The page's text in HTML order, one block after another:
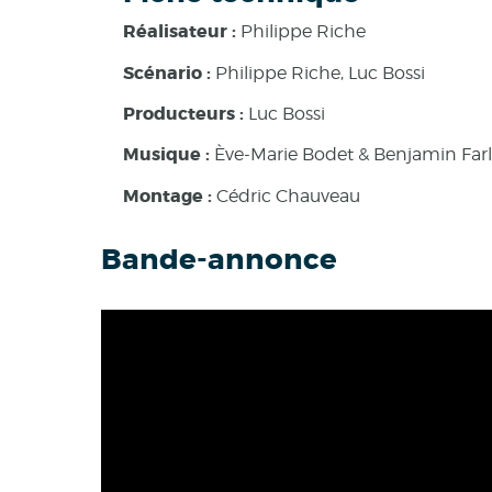
Réalisateur : Philippe Riche
Scénario : Philippe Riche, Luc Bossi
Producteurs : Luc Bossi
Musique : Ève-Marie Bodet & Benjamin
Montage : Cédric Chauveau
Bande-annonce